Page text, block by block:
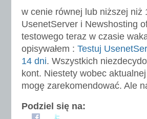
w cenie równej lub niższej niż
UsenetServer i Newshosting
testowego teraz w czasie
opisywałem : Testuj
14 dni. Wszystkich
kont. Niestety wobec
mogę zarekomendować. Ale
Podziel się na: